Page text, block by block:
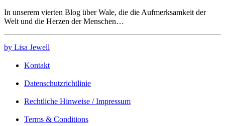
In unserem vierten Blog über Wale, die die Aufmerksamkeit der
Welt und die Herzen der Menschen…
by Lisa Jewell
Kontakt
Datenschutzrichtlinie
Rechtliche Hinweise / Impressum
Terms & Conditions